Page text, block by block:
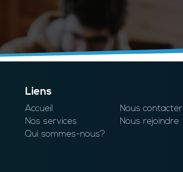
Liens
Accueil
Nos services
Qui sommes-nous?
Nous contacter
Nous rejoindre